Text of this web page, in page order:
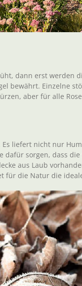
dann erst werden
bewährt. Einzelne
aber für alle
Es liefert nicht nur
dafür sorgen, dass
aus Laub
für die Natur die